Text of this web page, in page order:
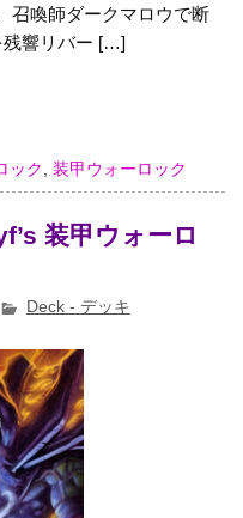
召喚師ダークマロウで断
残響リバー […]
ック ,装甲ウォーロック
装甲ウォーロ
Deck - デッキ